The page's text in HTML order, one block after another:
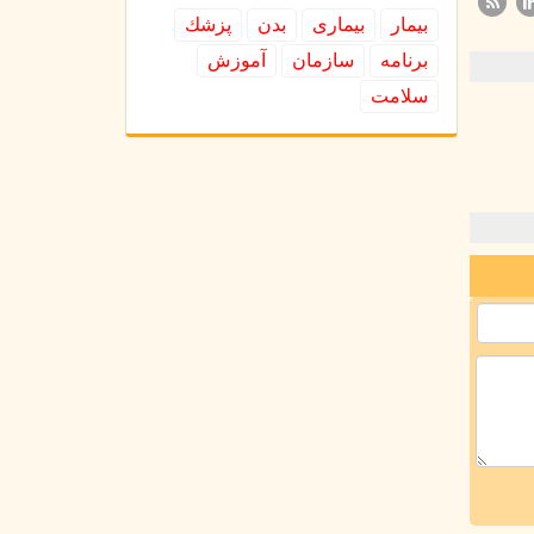
بیمار بیماری بدن
پزشك
برنامه
سازمان
آموزش
سلامت